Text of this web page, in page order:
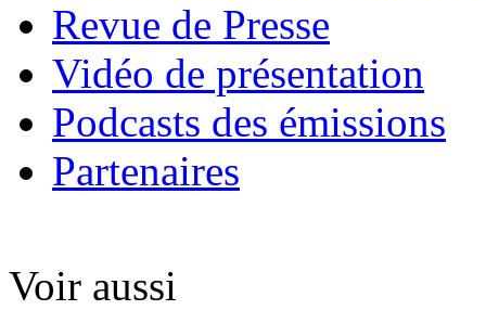
Revue de Presse
Vidéo de présentation
Podcasts des émissions
Partenaires
Voir aussi